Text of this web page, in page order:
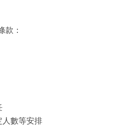
款：
人數等安排